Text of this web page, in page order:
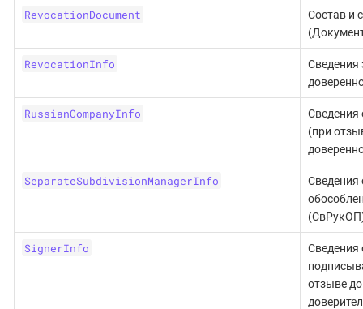
RevocationDocument
Состав и
RevocationInfo
Сведения
RussianCompanyInfo
Сведения
(при
SeparateSubdivisionManagerInfo
Сведения
SignerInfo
Сведения
отзыве